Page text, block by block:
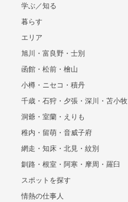
学ぶ／知る
暮らす
エリア
旭川・富良野・士別
函館・松前・檜山
小樽・ニセコ・積丹
千歳・石狩・夕張・深川・苫小牧
洞爺・室蘭・えりも
稚内・留萌・音威子府
網走・知床・北見・紋別
釧路・根室・阿寒・摩周・羅臼
スポットを探す
情熱の仕事人